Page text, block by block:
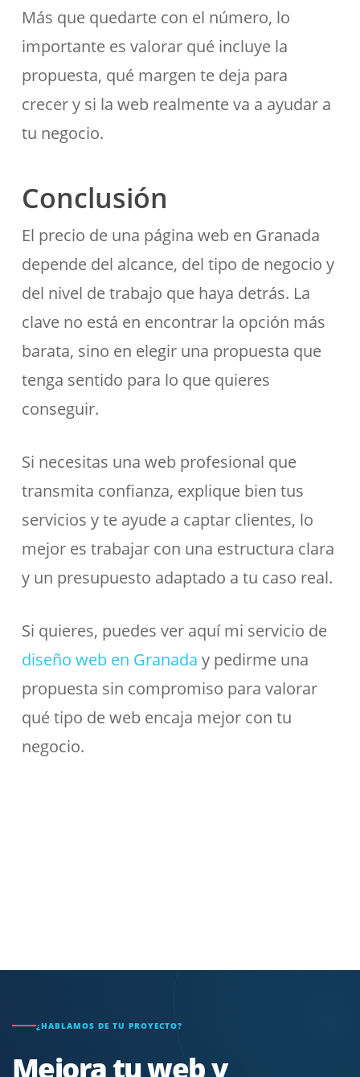
Más que quedarte con el número, lo
importante es valorar qué incluye la
propuesta, qué margen te deja para
crecer y si la web realmente va a ayudar a
tu negocio.
Conclusión
El precio de una página web en Granada
depende del alcance, del tipo de negocio y
del nivel de trabajo que haya detrás. La
clave no está en encontrar la opción más
barata, sino en elegir una propuesta que
tenga sentido para lo que quieres
conseguir.
Si necesitas una web profesional que
transmita confianza, explique bien tus
servicios y te ayude a captar clientes, lo
mejor es trabajar con una estructura clara
y un presupuesto adaptado a tu caso real.
Si quieres, puedes ver aquí mi servicio de
diseño web en Granada y pedirme una
propuesta sin compromiso para valorar
qué tipo de web encaja mejor con tu
negocio.
¿HABLAMOS DE TU PROYECTO?
Mejora tu web y